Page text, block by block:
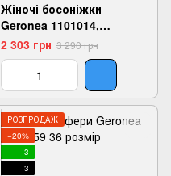
Жіночі босоніжки
Geronea 1101014,
Бежевий, 40,
2999860737745
2 303 грн 3 290 грн
РОЗПРОДАЖ
−20%
3
3